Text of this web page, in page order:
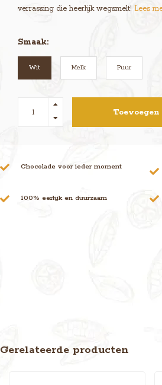
verrassing die heerlijk wegsmelt! Lees
Smaak:
Wit Melk Puur
Chocolade voor ieder moment
100% eerlijk en duurzaam
Gerelateerde producten